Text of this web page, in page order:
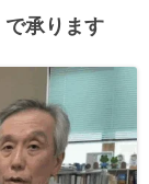
承ります